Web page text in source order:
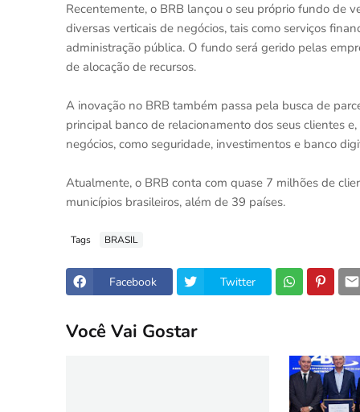
Recentemente, o BRB lançou o seu próprio fundo de
diversas verticais de negócios, tais como serviços
administração pública. O fundo será gerido pelas
de alocação de recursos.
A inovação no BRB também passa pela busca de
principal banco de relacionamento dos seus clientes
negócios, como seguridade, investimentos e banco
Atualmente, o BRB conta com quase 7 milhões de
municípios brasileiros, além de 39 países.
Tags BRASIL
Facebook Twitter
Você Vai Gostar